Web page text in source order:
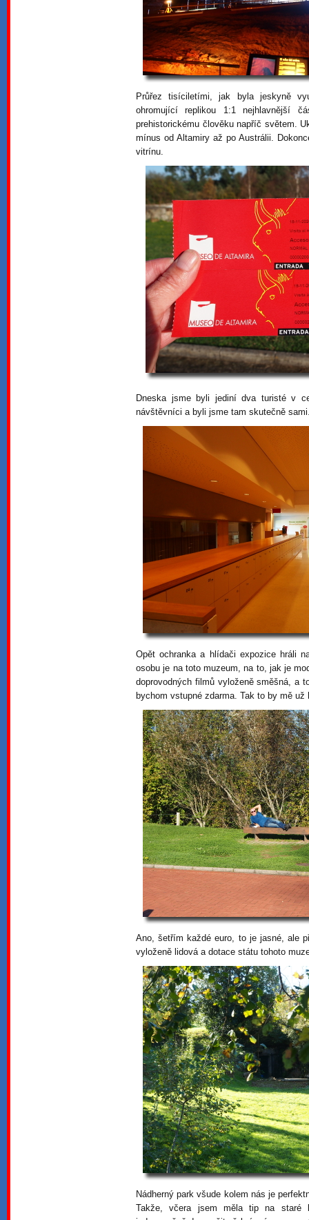
Průřez tisíciletími, jak byla jeskyně
ohromující replikou 1:1 nejhlavnější
prehistorickému člověku napříč světem.
mínus od Altamiry až po Austrálii.
vitrínu.
Dneska jsme byli jediní dva turisté v
návštěvníci a byli jsme tam skutečně
Opět ochranka a hlídači expozice hráli
osobu je na toto muzeum, na to, jak je
doprovodných filmů vyloženě směšná, a
bychom vstupné zdarma. Tak to by mě
Ano, šetřím každé euro, to je jasné, ale
vyloženě lidová a dotace státu tohoto
Nádherný park všude kolem nás je
Takže, včera jsem měla tip na staré